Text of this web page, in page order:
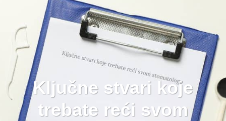
Ključne stvari koje
trebate reći svom